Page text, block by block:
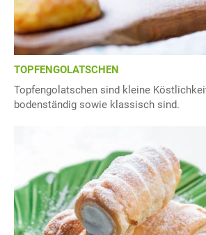
TOPFENGOLATSCHEN
Topfengolatschen sind kleine
bodenständig sowie klassisch sind.